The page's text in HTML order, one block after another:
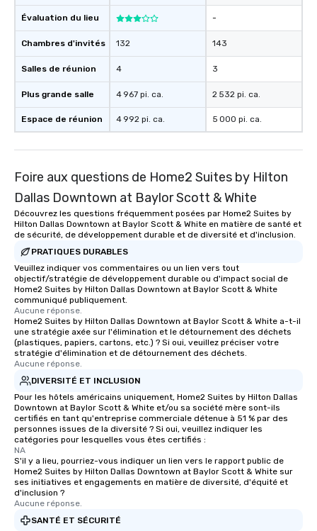
about waiting in line
than desirable table.
What’s more, your
a special warm
For added ease, we
transportation pick-
as well as an event
for groups that desire
experience, we can
Memorable
Smacking Foodie
experienced, and all
remember. Our one-
are special, from the
leave. Location, Location, Location
One of the best
convenient and
walking distance of
short stroll allows
Évaluation du lieu
Chambres d'invités
Salles de réunion
Plus grande salle
Espace de réunion
132
4
4 967 pi. ca.
4 992 pi. ca.
-
143
3
2 532 pi. ca.
5 000 pi. ca.
Foire aux questions de Home2 Suites by Hilton
Dallas Downtown at Baylor Scott & White
Découvrez les questions fréquemment posées par Home2 Suites by
Hilton Dallas Downtown at Baylor Scott & White en matière de santé et
de sécurité, de développement durable et de diversité et d'inclusion.
PRATIQUES DURABLES
Veuillez indiquer vos commentaires ou un lien vers tout
objectif/stratégie de développement durable ou d'impact social de
Home2 Suites by Hilton Dallas Downtown at Baylor Scott & White
communiqué publiquement.
Aucune réponse.
Home2 Suites by Hilton Dallas Downtown at Baylor Scott & White a-t-il
une stratégie axée sur l'élimination et le détournement des déchets
(plastiques, papiers, cartons, etc.) ? Si oui, veuillez préciser votre
stratégie d'élimination et de détournement des déchets.
Aucune réponse.
DIVERSITÉ ET INCLUSION
Pour les hôtels américains uniquement, Home2 Suites by Hilton Dallas
Downtown at Baylor Scott & White et/ou sa société mère sont-ils
certifiés en tant qu'entreprise commerciale détenue à 51 % par des
personnes issues de la diversité ? Si oui, veuillez indiquer les
catégories pour lesquelles vous êtes certifiés :
NA
S'il y a lieu, pourriez-vous indiquer un lien vers le rapport public de
Home2 Suites by Hilton Dallas Downtown at Baylor Scott & White sur
ses initiatives et engagements en matière de diversité, d'équité et
d'inclusion ?
Aucune réponse.
SANTÉ ET SÉCURITÉ